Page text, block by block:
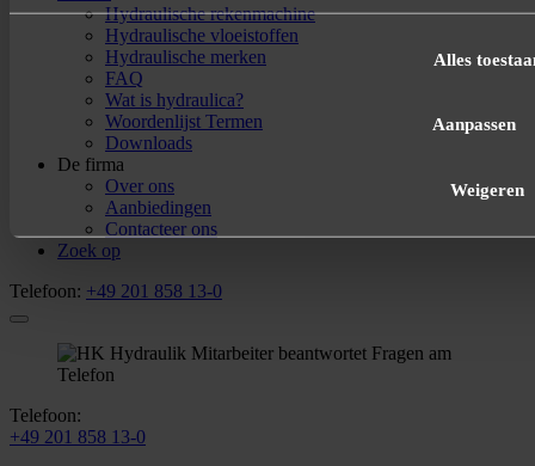
Alles
Aanpassen
Weigeren
Hydraulische rekenmachine
Hydraulische vloeistoffen
Hydraulische merken
FAQ
Wat is hydraulica?
Woordenlijst Termen
Downloads
De firma
Over ons
Aanbiedingen
Contacteer ons
Zoek op
Telefoon: +49 201 858 13-0
Telefoon:
+49 201 858 13-0